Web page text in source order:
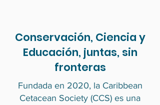
Conservación, Ciencia y
Educación, juntas, sin
fronteras
Fundada en 2020, la Caribbean
Cetacean Society (CCS) es una